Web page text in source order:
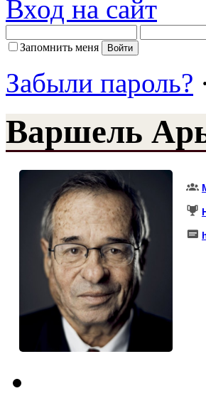
Вход на сайт
Запомнить меня
Забыли пароль? ·
Варшель